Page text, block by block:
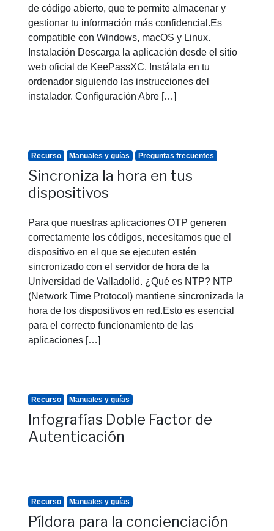
de código abierto, que te permite almacenar y
gestionar tu información más confidencial.Es
compatible con Windows, macOS y Linux.
Instalación Descarga la aplicación desde el sitio
web oficial de KeePassXC. Instálala en tu
ordenador siguiendo las instrucciones del
instalador. Configuración Abre […]
Recurso Manuales y guías Preguntas frecuentes
Sincroniza la hora en tus
dispositivos
Para que nuestras aplicaciones OTP generen
correctamente los códigos, necesitamos que el
dispositivo en el que se ejecuten estén
sincronizado con el servidor de hora de la
Universidad de Valladolid. ¿Qué es NTP? NTP
(Network Time Protocol) mantiene sincronizada la
hora de los dispositivos en red.Esto es esencial
para el correcto funcionamiento de las
aplicaciones […]
Recurso Manuales y guías
Infografías Doble Factor de
Autenticación
Recurso Manuales y guías
Píldora para la concienciación